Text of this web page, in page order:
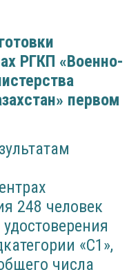
РГКП «Военно-
первом
248 человек
«С1»,
числа